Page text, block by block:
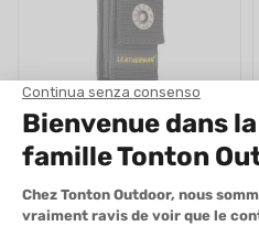
LEATHERMAN
CUSTODIA IN NYLON